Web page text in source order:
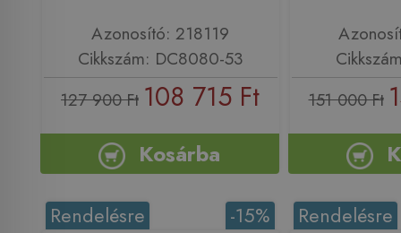
Azonosító: 218119
Cikkszám: DC8080-53
127 900 Ft 108 715 Ft
Kosárba
151 000 Ft
-15%
Rendelésre Rendelésre